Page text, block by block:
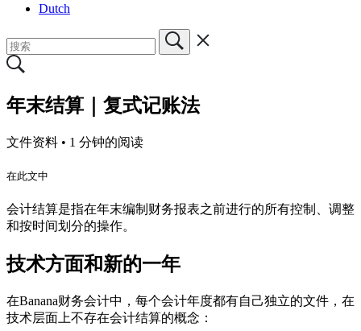
Dutch
年末结算｜复式记账法
文件资料 • 1 分钟的阅读
在此文中
会计结算是指在年末编制财务报表之前进行的所有控制、调整
和按时间划分的操作。
技术方面和新的一年
在Banana财务会计中，每个会计年度都有自己独立的文件，在
技术层面上不存在会计结算的概念：